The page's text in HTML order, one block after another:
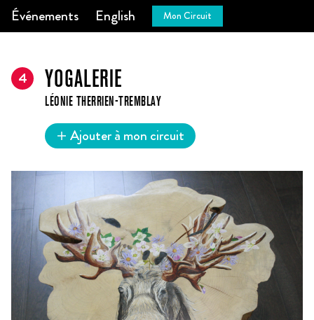
Événements English Mon Circuit
4 YOGALERIE
LÉONIE THERRIEN-TREMBLAY
Ajouter à mon circuit